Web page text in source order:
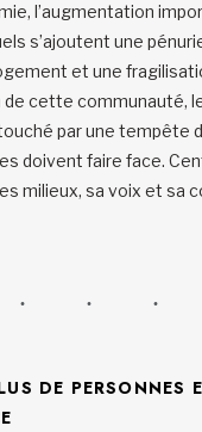
l’augmentation
s’ajoutent une
et une
de cette communauté,
par une tempête
doivent faire face.
milieux, sa voix et sa
DE PERSONNES